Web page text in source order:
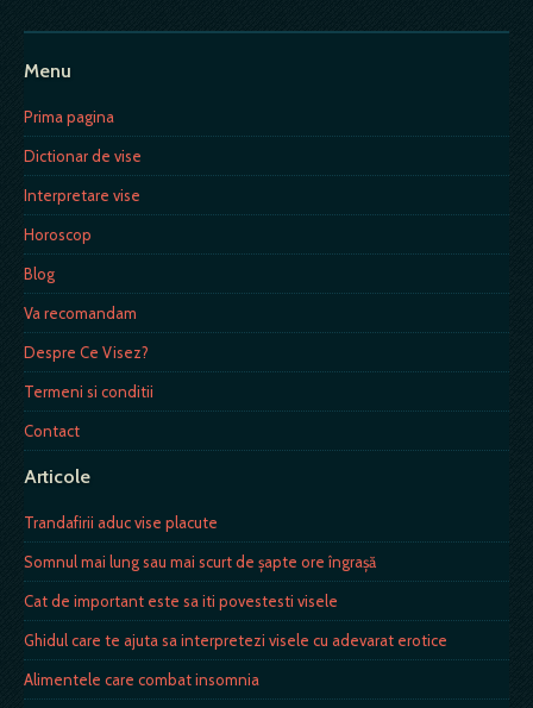
Menu
Prima pagina
Dictionar de vise
Interpretare vise
Horoscop
Blog
Va recomandam
Despre Ce Visez?
Termeni si conditii
Contact
Articole
Trandafirii aduc vise placute
Somnul mai lung sau mai scurt de şapte ore îngraşă
Cat de important este sa iti povestesti visele
Ghidul care te ajuta sa interpretezi visele cu adevarat erotice
Alimentele care combat insomnia